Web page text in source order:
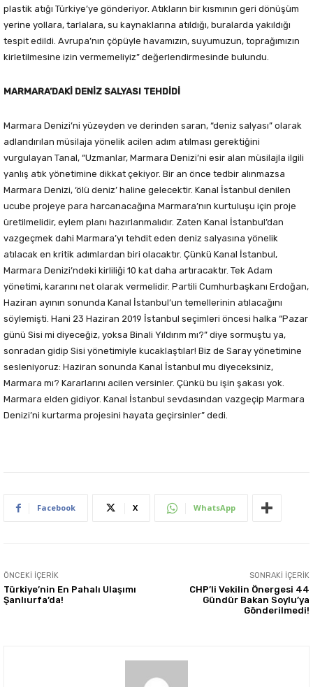
plastik atığı Türkiye’ye gönderiyor. Atıkların bir kısmının geri dönüşüm
yerine yollara, tarlalara, su kaynaklarına atıldığı, buralarda yakıldığı
tespit edildi. Avrupa’nın çöpüyle havamızın, suyumuzun, toprağımızın
kirletilmesine izin vermemeliyiz” değerlendirmesinde bulundu.
MARMARA’DAKİ DENİZ SALYASI TEHDİDİ
Marmara Denizi’ni yüzeyden ve derinden saran, “deniz salyası” olarak
adlandırılan müsilaja yönelik acilen adım atılması gerektiğini
vurgulayan Tanal, “Uzmanlar, Marmara Denizi’ni esir alan müsilajla ilgili
yanlış atık yönetimine dikkat çekiyor. Bir an önce tedbir alınmazsa
Marmara Denizi, ‘ölü deniz’ haline gelecektir. Kanal İstanbul denilen
ucube projeye para harcanacağına Marmara’nın kurtuluşu için proje
üretilmelidir, eylem planı hazırlanmalıdır. Zaten Kanal İstanbul’dan
vazgeçmek dahi Marmara’yı tehdit eden deniz salyasına yönelik
atılacak en kritik adımlardan biri olacaktır. Çünkü Kanal İstanbul,
Marmara Denizi’ndeki kirliliği 10 kat daha artıracaktır. Tek Adam
yönetimi, kararını net olarak vermelidir. Partili Cumhurbaşkanı Erdoğan,
Haziran ayının sonunda Kanal İstanbul’un temellerinin atılacağını
söylemişti. Hani 23 Haziran 2019 İstanbul seçimleri öncesi halka “Pazar
günü Sisi mi diyeceğiz, yoksa Binali Yıldırım mı?” diye sormuştu ya,
sonradan gidip Sisi yönetimiyle kucaklaştılar! Biz de Saray yönetimine
sesleniyoruz: Haziran sonunda Kanal İstanbul mu diyeceksiniz,
Marmara mı? Kararlarını acilen versinler. Çünkü bu işin şakası yok.
Marmara elden gidiyor. Kanal İstanbul sevdasından vazgeçip Marmara
Denizi’ni kurtarma projesini hayata geçirsinler” dedi.
Facebook X WhatsApp
ÖNCEKI İÇERIK
Türkiye’nin En Pahalı Ulaşımı
Şanlıurfa’da!
SONRAKI İÇERIK
CHP’li Vekilin Önergesi 44
Gündür Bakan Soylu’ya
Gönderilmedi!